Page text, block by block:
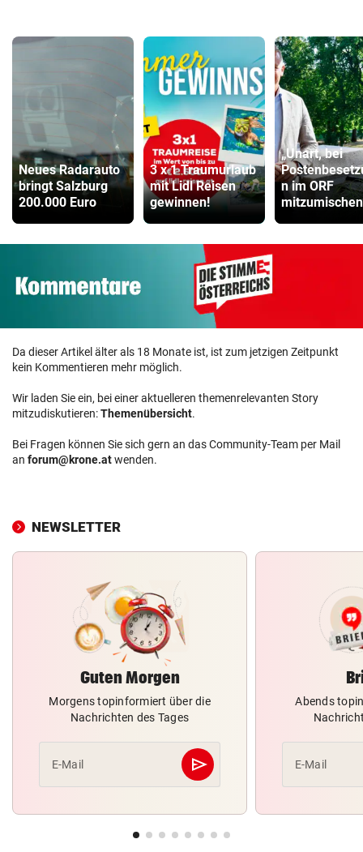
Neues Radarauto
bringt Salzburg
200.000 Euro
3 x 1 Traumurlaub
mit Lidl Reisen
gewinnen!
„Unart, bei
n im ORF
Da dieser Artikel älter als 18 Monate ist, ist zum jetzigen Zeitpunkt
kein Kommentieren mehr möglich.
Wir laden Sie ein, bei einer aktuelleren themenrelevanten Story
mitzudiskutieren:Themenübersicht.
Bei Fragen können Sie sich gern an das Community-Team per Mail
an forum@krone.atwenden.
NEWSLETTER
Guten Morgen
Morgens topinformiert über die
Nachrichten des Tages
E-Mail send
Abschicken
Abends
E-Mail